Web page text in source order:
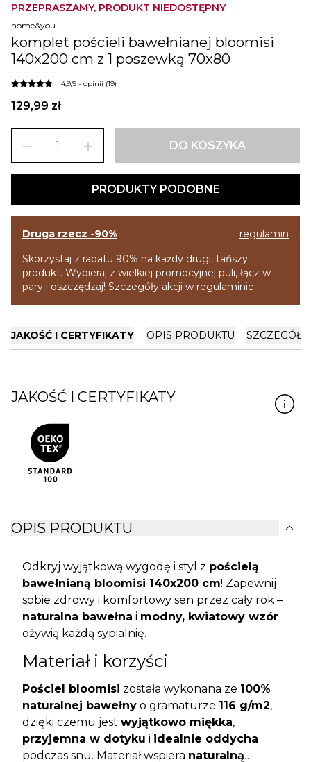
PRZEPRASZAMY, PRODUKT NIEDOSTĘPNY
home&you
komplet pościeli bawełnianej bloomisi
140x200 cm z 1 poszewką 70x80
4,9/5 - opinii (19)
129,99 zł
remove add DO KOSZYKA
PRODUKTY PODOBNE
Druga rzecz -90%
regulamin
Skorzystaj z rabatu 90% na każdy drugi, tańszy
produkt. Wybieraj z wielkiej promocyjnej puli, łącz w
pary i oszczędzaj! Szczegóły akcji w regulaminie.
JAKOŚĆ I CERTYFIKATY OPIS PRODUKTU
JAKOŚĆ I CERTYFIKATY
OPIS PRODUKTU expand_more
Odkryj wyjątkową wygodę i styl z pościelą
bawełnianą bloomisi 140x200 cm! Zapewnij
sobie zdrowy i komfortowy sen przez cały rok –
naturalna bawełna i modny, kwiatowy wzór
ożywią każdą sypialnię.
Materiał i korzyści
Pościel bloomisi została wykonana ze 100%
naturalnej bawełny o gramaturze 116 g/m2,
dzięki czemu jest wyjątkowo miękka,
przyjemna w dotyku i idealnie oddycha
podczas snu. Materiał wspiera naturalną